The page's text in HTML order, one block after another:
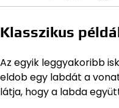
Klasszikus
Az egyik leggyakoribb
eldob egy labdát a
látja, hogy a labda